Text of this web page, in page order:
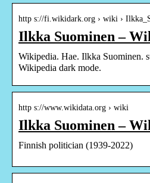
http s://fi.wikidark.org › wiki ›
Ilkka Suominen –
Wikipedia. Hae. Ilkka Suominen.
Wikipedia dark mode.
http s://www.wikidata.org › wiki
Ilkka Suominen –
Finnish politician (1939-2022)